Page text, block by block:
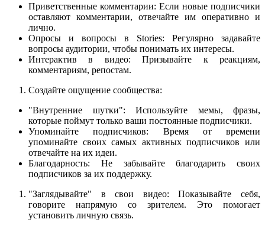
Приветственные комментарии: Если новые подписчики
оставляют комментарии, отвечайте им оперативно и
лично.
Опросы и вопросы в Stories: Регулярно задавайте
вопросы аудитории, чтобы понимать их интересы.
Интерактив в видео: Призывайте к реакциям,
комментариям, репостам.
Создайте ощущение сообщества:
"Внутренние шутки": Используйте мемы, фразы,
которые поймут только ваши постоянные подписчики.
Упоминайте подписчиков: Время от времени
упоминайте своих самых активных подписчиков или
отвечайте на их идеи.
Благодарность: Не забывайте благодарить своих
подписчиков за их поддержку.
"Заглядывайте" в свои видео: Показывайте себя,
говорите напрямую со зрителем. Это помогает
установить личную связь.